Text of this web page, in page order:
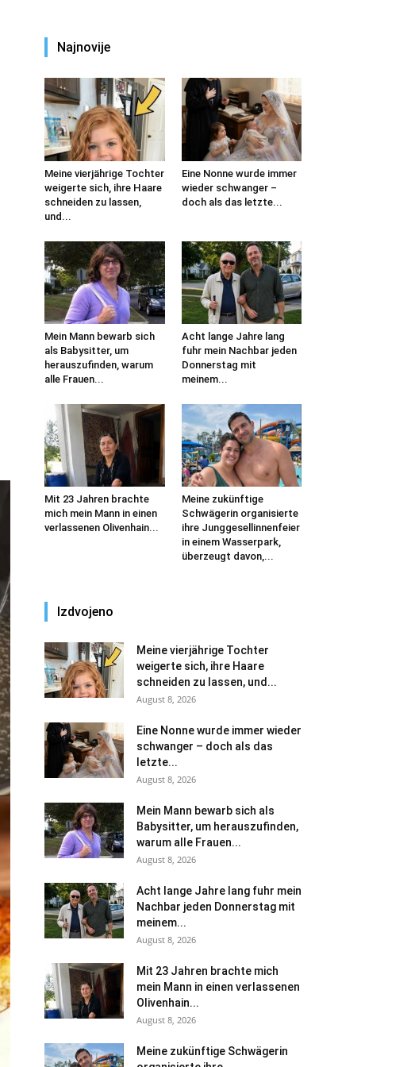
Najnovije
Meine vierjährige Tochter
weigerte sich, ihre Haare
schneiden zu lassen,
und...
Eine Nonne wurde immer
wieder schwanger –
doch als das letzte...
Mein Mann bewarb sich
als Babysitter, um
herauszufinden, warum
alle Frauen...
Acht lange Jahre lang
fuhr mein Nachbar jeden
Donnerstag mit
meinem...
Mit 23 Jahren brachte
mich mein Mann in einen
verlassenen Olivenhain...
Meine zukünftige
Schwägerin organisierte
ihre Junggesellinnenfeier
in einem Wasserpark,
überzeugt davon,...
Izdvojeno
Meine vierjährige Tochter
weigerte sich, ihre Haare
schneiden zu lassen, und...
August 8, 2026
Eine Nonne wurde immer wieder
schwanger – doch als das
letzte...
August 8, 2026
Mein Mann bewarb sich als
Babysitter, um herauszufinden,
warum alle Frauen...
August 8, 2026
Acht lange Jahre lang fuhr mein
Nachbar jeden Donnerstag mit
meinem...
August 8, 2026
Mit 23 Jahren brachte mich
mein Mann in einen verlassenen
Olivenhain...
August 8, 2026
Meine zukünftige Schwägerin